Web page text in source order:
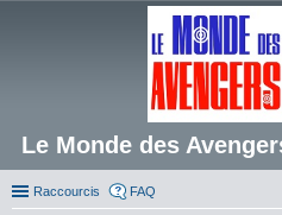
Le Monde des
Raccourcis FAQ